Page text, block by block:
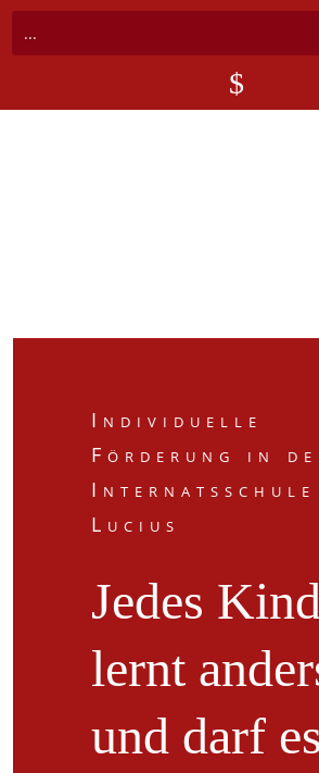
$
Individuelle
Förderung in
Internatsschule
Lucius
Jedes Kind
lernt
und darf es